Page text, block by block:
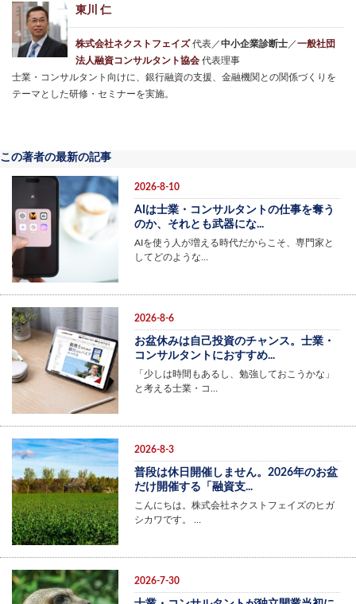
東川 仁
株式会社ネクストフェイズ 代表／中小企業診断士／一般社団
法人融資コンサルタント協会 代表理事
士業・コンサルタント向けに、銀行融資の支援、金融機関との関係づくりを
テーマとした研修・セミナーを実施。
この著者の最新の記事
2026-8-10
AIは士業・コンサルタントの仕事を奪う
のか、それとも武器にな...
AIを使う人が増える時代だからこそ、専門家と
してどのような…
2026-8-6
お盆休みは自己投資のチャンス。士業・
コンサルタントにおすすめ...
「少しは時間もあるし、勉強しておこうかな」
と考える士業・コ…
2026-8-3
普段は休日開催しません。2026年のお盆
だけ開催する「融資支...
こんにちは。株式会社ネクストフェイズのヒガ
シカワです。 …
2026-7-30